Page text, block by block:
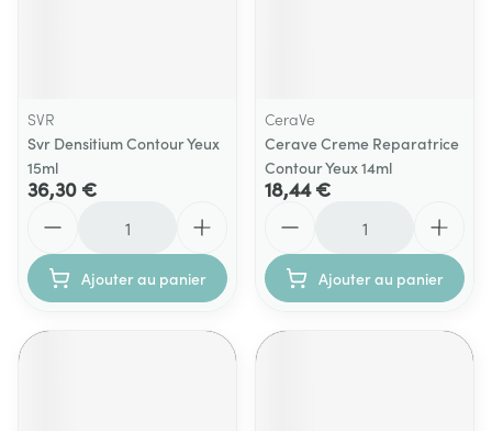
SVR
Svr Densitium Contour Yeux
15ml
36,30 €
Ajouter au panier
CeraVe
Cerave Creme Reparatrice
Contour Yeux 14ml
18,44 €
Ajouter au panier